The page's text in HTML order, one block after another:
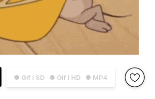
● Gif i SD ● Gif i HD ● MP4